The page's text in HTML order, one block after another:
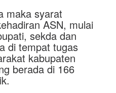
maka syarat
ASN, mulai
sekda dan
di tempat tugas
kabupaten
berada di 166